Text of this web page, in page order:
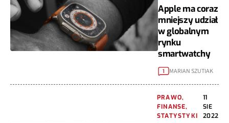
Apple ma coraz
mniejszy udział
w globalnym
rynku
smartwatchy
1 MARIAN SZUTIAK
PRAWO,
FINANSE,
STATYSTYKI
11
SIE
2022